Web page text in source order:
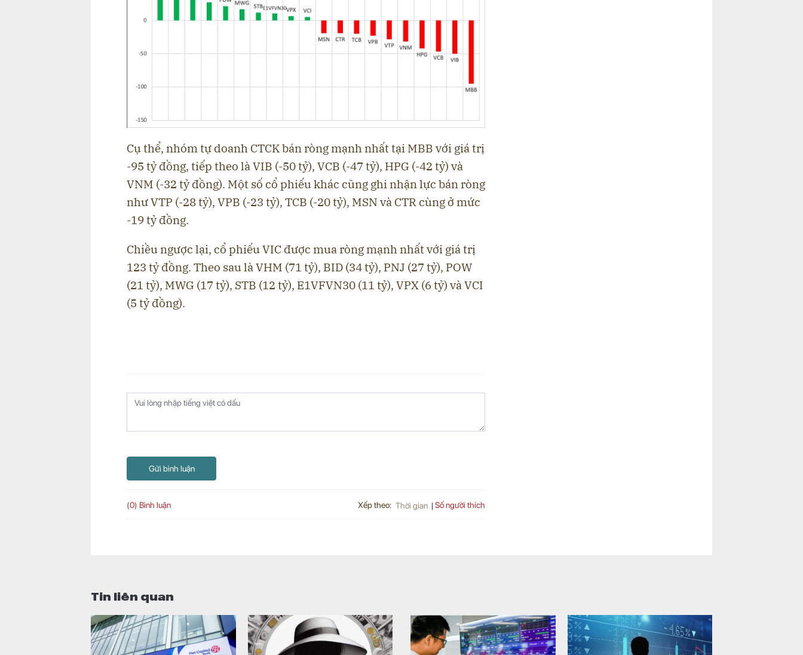
Cụ thể, nhóm tự doanh CTCK bán ròng mạnh nhất tại MBB với giá trị
-95 tỷ đồng, tiếp theo là VIB (-50 tỷ), VCB (-47 tỷ), HPG (-42 tỷ) và
VNM (-32 tỷ đồng). Một số cổ phiếu khác cũng ghi nhận lực bán ròng
như VTP (-28 tỷ), VPB (-23 tỷ), TCB (-20 tỷ), MSN và CTR cùng ở mức
-19 tỷ đồng.
Chiều ngược lại, cổ phiếu VIC được mua ròng mạnh nhất với giá trị
123 tỷ đồng. Theo sau là VHM (71 tỷ), BID (34 tỷ), PNJ (27 tỷ), POW
(21 tỷ), MWG (17 tỷ), STB (12 tỷ), E1VFVN30 (11 tỷ), VPX (6 tỷ) và VCI
(5 tỷ đồng).
Gửi bình luận
(0) Bình luận Xếp theo: Thời gian Số người thích
Tin liên quan